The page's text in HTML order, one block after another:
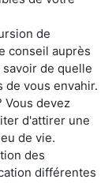
de
conseil auprès
de quelle
de vous envahir.
Vous devez
d'attirer une
de vie.
des
différentes